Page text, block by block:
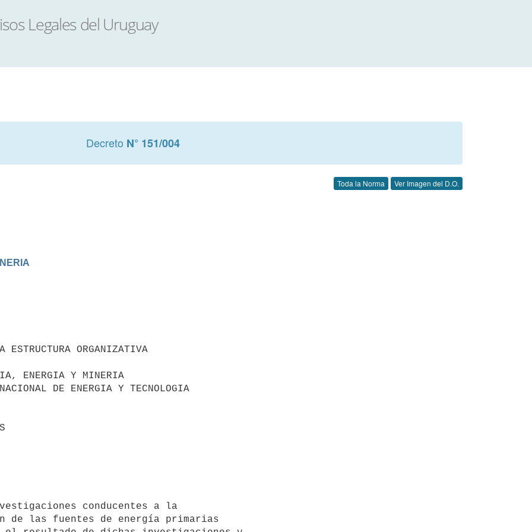
Decreto N° 151/004
Toda la Norma Ver Imagen del D.O.